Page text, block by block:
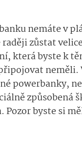
nemáte v
zůstat
která byste k
neměli.
powerbanky,
způsobená
byste si